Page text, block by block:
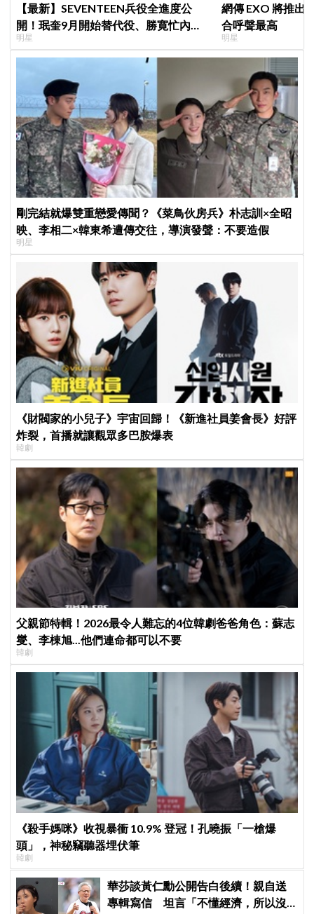
【最新】SEVENTEEN兵役全進度公
開！珉奎9月開始替代役、勝寛忙內
DINO軍樂隊10月入伍
明星
網傳 EXO 將推出
合呼聲最高
明星
剛完結就爆雙重戀愛傳聞？《菜鳥伙房兵》朴志訓×全昭
映、李相二×韓東希遭傳交往，導演發聲：不要造假
明星
《財閥家的小兒子》宇宙回歸！《新進社員姜會長》好評
炸裂，首播就讓觀眾多巴胺爆表
韓劇
父親節特輯！2026最令人難忘的4位韓劇爸爸角色：蘇志
燮、李棟旭...他們連命都可以不要
韓劇
《殺手媽咪》收視暴衝 10.9% 登冠！孔曉振「一槍爆
頭」，神秘竊聽器埋伏筆
韓劇
華莎談黃仁勳公開告白後續！親自送
專輯寫信 坦言「不懂經濟，所以沒